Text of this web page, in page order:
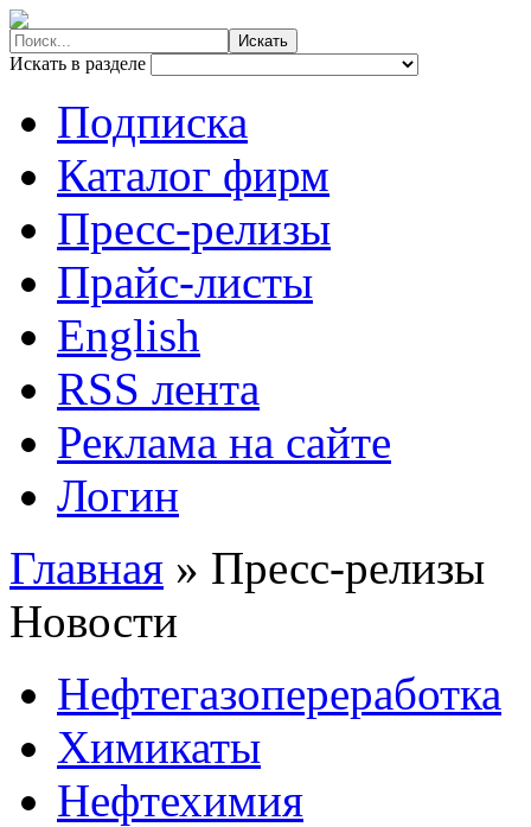
Искать в разделе
Подписка
Каталог фирм
Пресс-релизы
Прайс-листы
English
RSS лента
Реклама на сайте
Логин
Главная » Пресс-релизы
Новости
Нефтегазопереработка
Химикаты
Нефтехимия